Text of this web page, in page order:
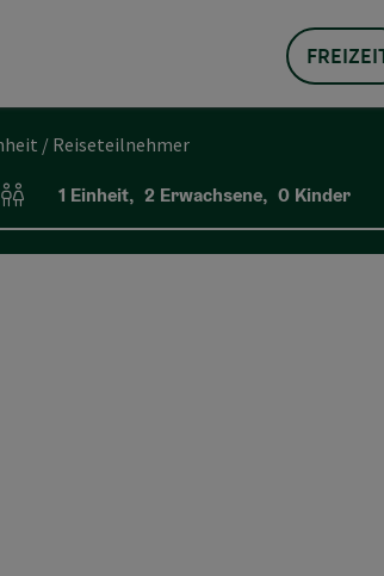
Einheit / Reiseteilnehmer
Einheitenanzahl und Personenfelder
1 Einheit, 2 Erwachsene, 0 Kinder